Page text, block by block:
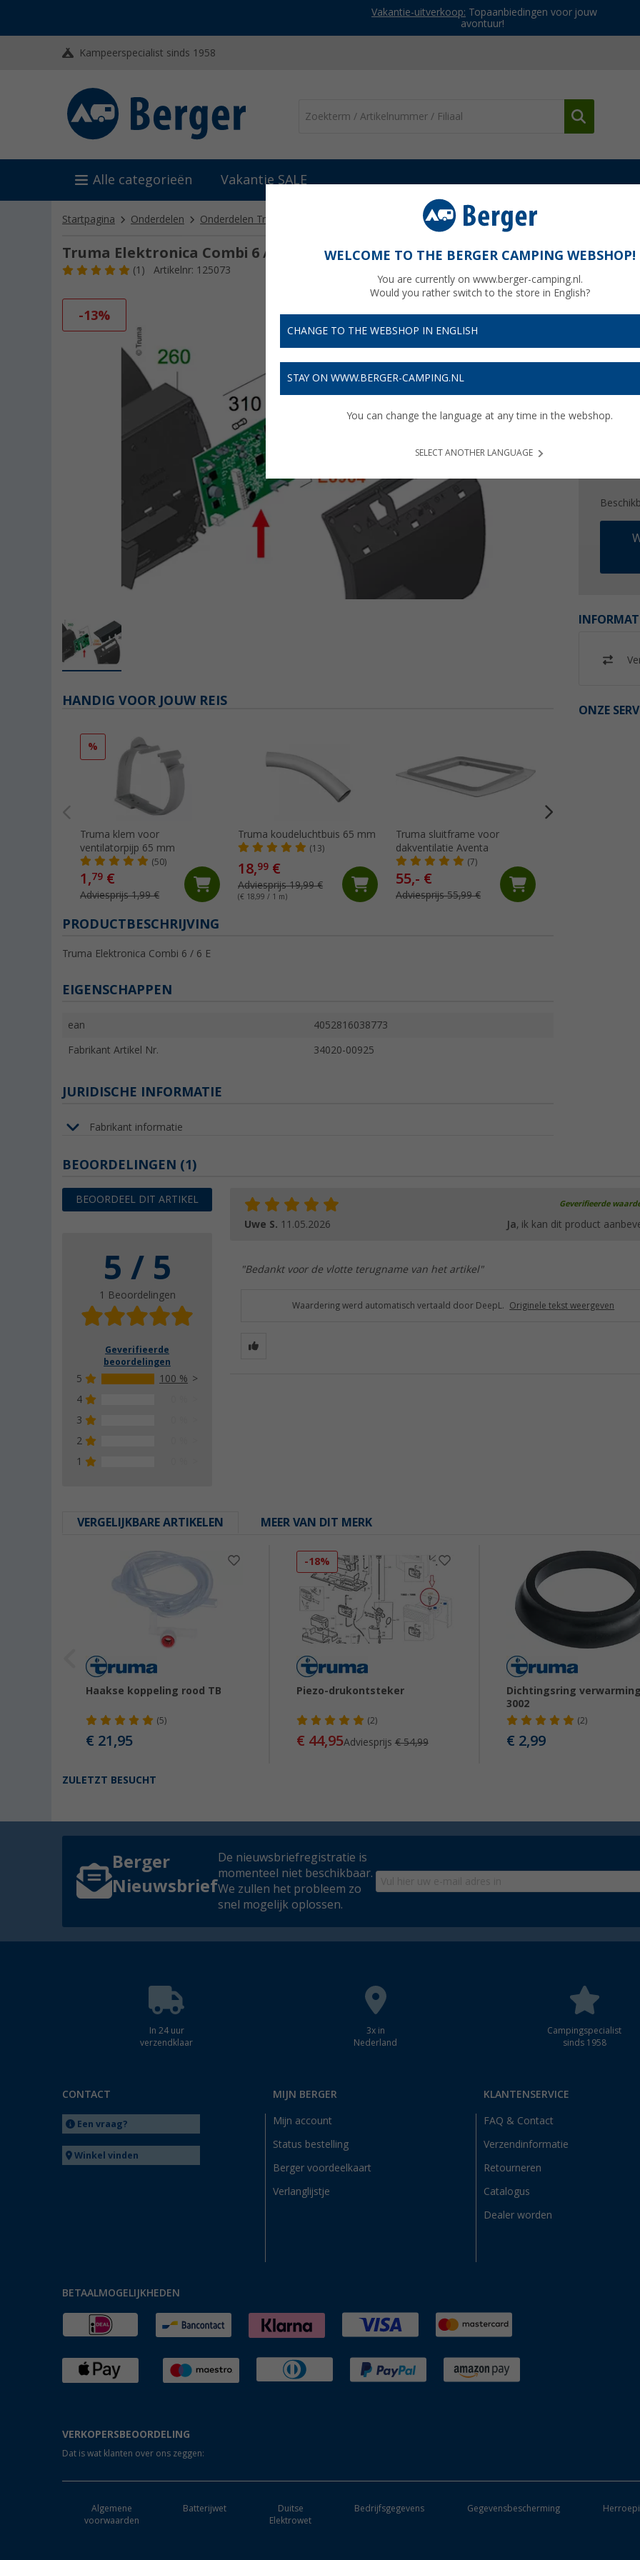
Vakantie-uitverkoop: Topaanbiedingen voor jouw
avontuur!
Kampeerspecialist sinds 1958
Alle categorieën Vakantie SALE
Startpagina Onderdelen Onderdelen Truma Onderdelen Truma gastoevoer Truma Elektronica Combi 6 / 6 E
Truma Elektronica Combi 6 / 6 E
(1) Artikelnr: 125073
-13%
Prijzen
ONZE
HANDIG VOOR JOUW REIS
%
Truma klem voor
ventilatorpijp 65 mm
(50)
1,79 €
Adviesprijs 1,99 €
Truma koudeluchtbuis 65 mm
(13)
18,99 €
Adviesprijs 19,99 €
(€ 18,99 / 1 m)
Truma sluitframe voor
dakventilatie Aventa
(7)
55,- €
Adviesprijs 55,99 €
PRODUCTBESCHRIJVING
Truma Elektronica Combi 6 / 6 E
EIGENSCHAPPEN
ean 4052816038773
Fabrikant Artikel Nr. 34020-00925
JURIDISCHE INFORMATIE
Fabrikant informatie
BEOORDELINGEN (1)
BEOORDEEL DIT ARTIKEL
5 / 5
1 Beoordelingen
Geverifieerde
beoordelingen
5
100 %
4
3
2
1
Geverifieerde
Uwe S. 11.05.2026 Ja, ik kan dit product
"Bedankt voor de vlotte terugname van het artikel"
Waardering werd automatisch vertaald door DeepL. Originele tekst weergeven
VERGELIJKBARE ARTIKELEN MEER VAN DIT MERK
Haakse koppeling rood TB
(5)
€ 21,95
-18%
Piezo-drukontsteker
(2)
€ 44,95Adviesprijs € 54,99
Dichtingsring
3002
(2)
€ 2,99
ZULETZT BESUCHT
Berger
Nieuwsbrief
De nieuwsbriefregistratie is
momenteel niet beschikbaar.
We zullen het probleem zo
snel mogelijk oplossen.
In 24 uur
verzendklaar
3x in
Nederland
Campingspecialist
sinds 1958
CONTACT
Een vraag?
Winkel vinden
MIJN BERGER
Mijn account
Status bestelling
Berger voordeelkaart
Verlanglijstje
KLANTENSERVICE
FAQ & Contact
Verzendinformatie
Retourneren
Catalogus
Dealer worden
BETAALMOGELIJKHEDEN
VERKOPERSBEOORDELING
Dat is wat klanten over ons zeggen:
Algemene
voorwaarden
Batterijwet
Duitse
Elektrowet
Bedrijfsgegevens Gegevensbescherming
WELCOME TO THE BERGER CAMPING WEBSHOP!
You are currently on www.berger-camping.nl.
Would you rather switch to the store in English?
CHANGE TO THE WEBSHOP IN ENGLISH
STAY ON WWW.BERGER-CAMPING.NL
You can change the language at any time in the webshop.
SELECT ANOTHER LANGUAGE